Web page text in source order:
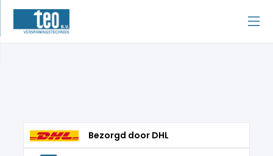
Bezorgd door DHL